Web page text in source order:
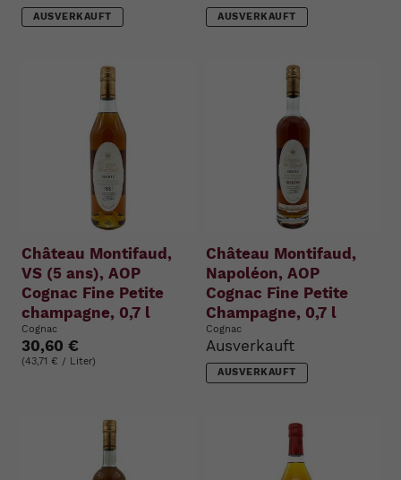
AUSVERKAUFT AUSVERKAUFT
Château Montifaud,
VS (5 ans), AOP
Cognac Fine Petite
champagne, 0,7 l
Cognac
30,60 €
(43,71 € / Liter)
Château Montifaud,
Napoléon, AOP
Cognac Fine Petite
Champagne, 0,7 l
Cognac
Ausverkauft
AUSVERKAUFT